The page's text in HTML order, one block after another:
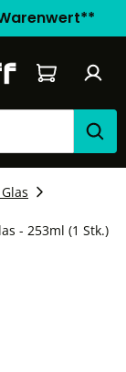
Warenkorb
- 253ml (1 Stk.)